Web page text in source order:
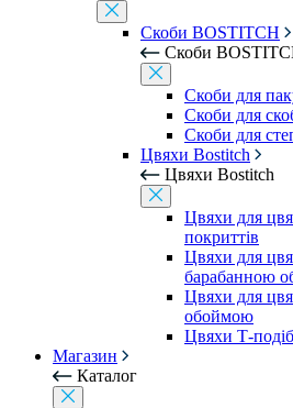
Скоби BOSTITCH
Скоби
Скоби для
Скоби для
Скоби для
Цвяхи Bostitch
Цвяхи Bostitch
Цвяхи для
покриттів
Цвяхи для
барабанною
Цвяхи для
обоймою
Цвяхи Т-
Магазин
Каталог